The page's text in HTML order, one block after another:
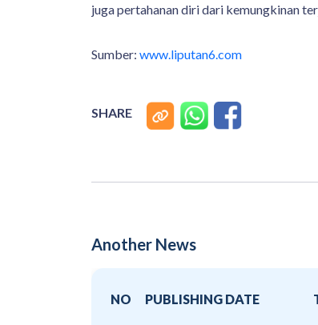
juga pertahanan diri dari kemungkinan
Sumber: www.liputan6.com
SHARE
Another News
NO PUBLISHING DATE